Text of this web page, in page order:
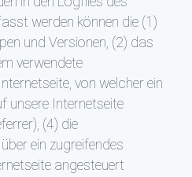
werden können die (1)
und Versionen, (2) das
verwendete
von welcher ein
unsere Internetseite
(4) die
ein zugreifendes
angesteuert